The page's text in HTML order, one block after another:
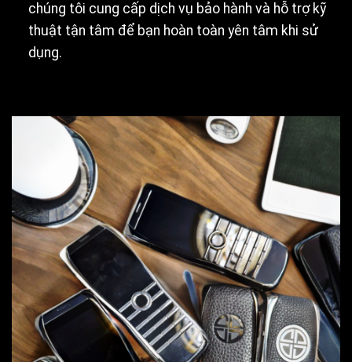
chúng tôi cung cấp dịch vụ bảo hành và hỗ trợ kỹ
thuật tận tâm để bạn hoàn toàn yên tâm khi sử
dụng.